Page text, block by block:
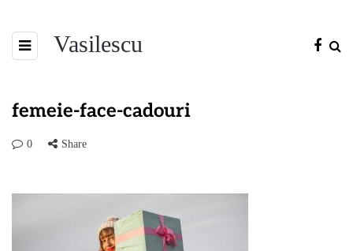
Vasilescu
femeie-face-cadouri
0 Share